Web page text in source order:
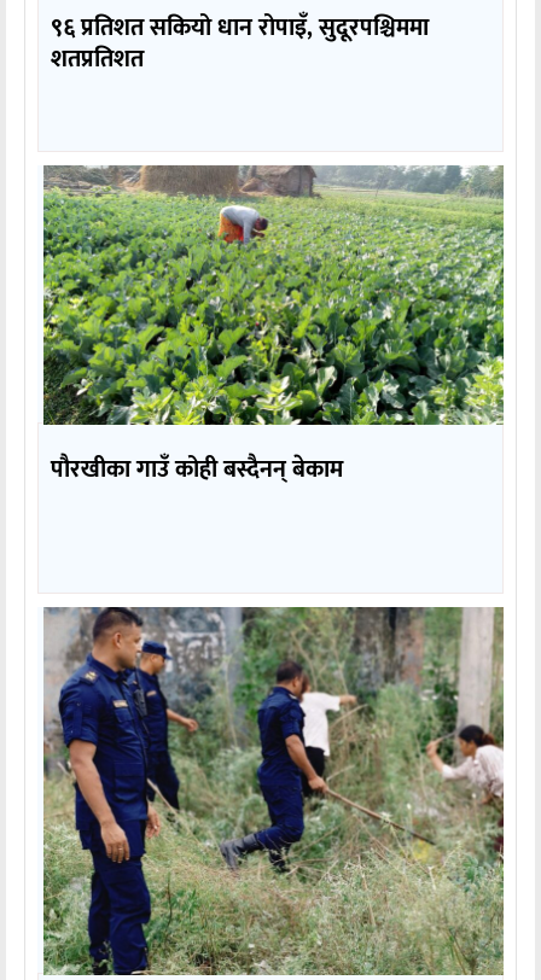
९६ प्रतिशत सकियो धान रोपाइँ, सुदूरपश्चिममा
शतप्रतिशत
पौरखीका गाउँ कोही बस्दैनन् बेकाम